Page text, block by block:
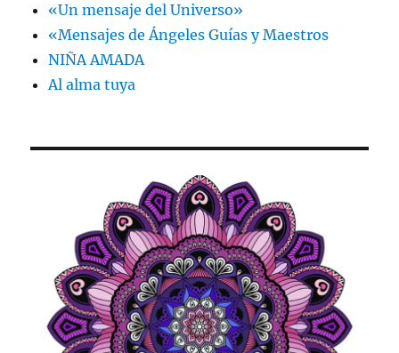
«Un mensaje del Universo»
«Mensajes de Ángeles Guías y Maestros
NIÑA AMADA
Al alma tuya